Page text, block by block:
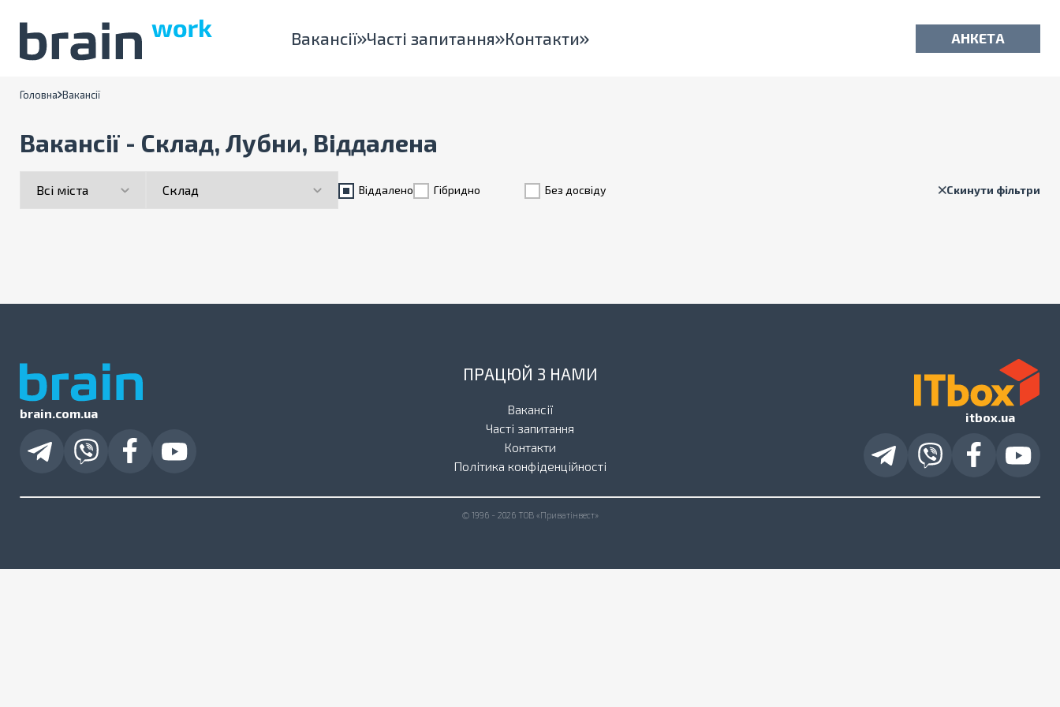
Вакансії Часті запитання Контакти АНКЕТА
Головна Вакансії
Вакансії - Склад, Лубни, Віддалена
Віддалено Гiбридно Без досвіду Скинути фільтри
brain.com.ua
ПРАЦЮЙ З НАМИ
Вакансії
Часті запитання
Контакти
Політика конфіденційності
itbox.ua
© 1996 - 2026 ТОВ «Приватінвест»